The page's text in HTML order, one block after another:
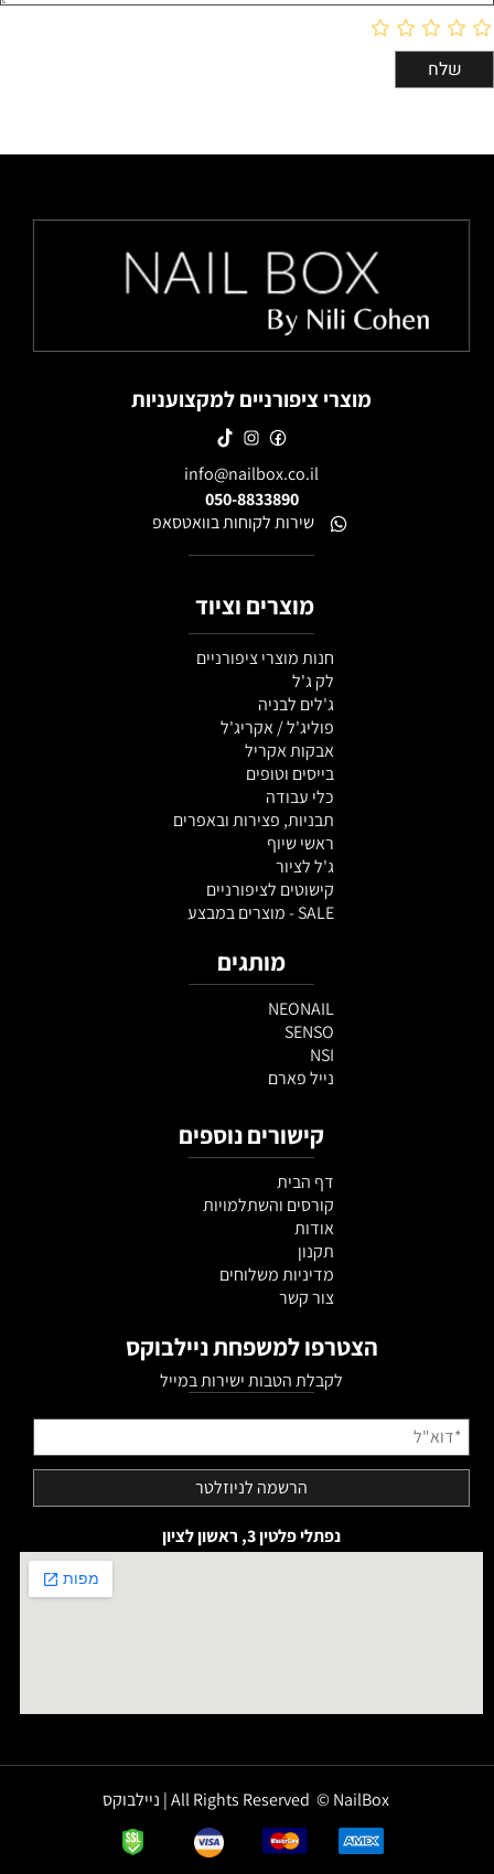
מוצרי ציפורניים למקצועניות
info@nailbox.co.il
050-8833890
שירות לקוחות בוואטסאפ
מוצרים וציוד
חנות מוצרי ציפורניים
לק ג'ל
ג'לים לבניה
פוליג'ל / אקריג'ל
אבקות אקריל
בייסים וטופים
כלי עבודה
תבניות, פצירות ובאפרים
ראשי שיוף
ג'ל לציור
קישוטים לציפורניים
SALE - מוצרים במבצע
מותגים
NEONAIL
SENSO
NSI
נייל פארם
קישורים נוספים
דף הבית
קורסים והשתלמויות
אודות
תקנון
מדיניות משלוחים
צור קשר
הצטרפו למשפחת ניילבוקס
לקבלת הטבות ישירות במייל
נפתלי פלטין 3, ראשון לציון
All Rights Reserved © NailBox | ניילבוקס